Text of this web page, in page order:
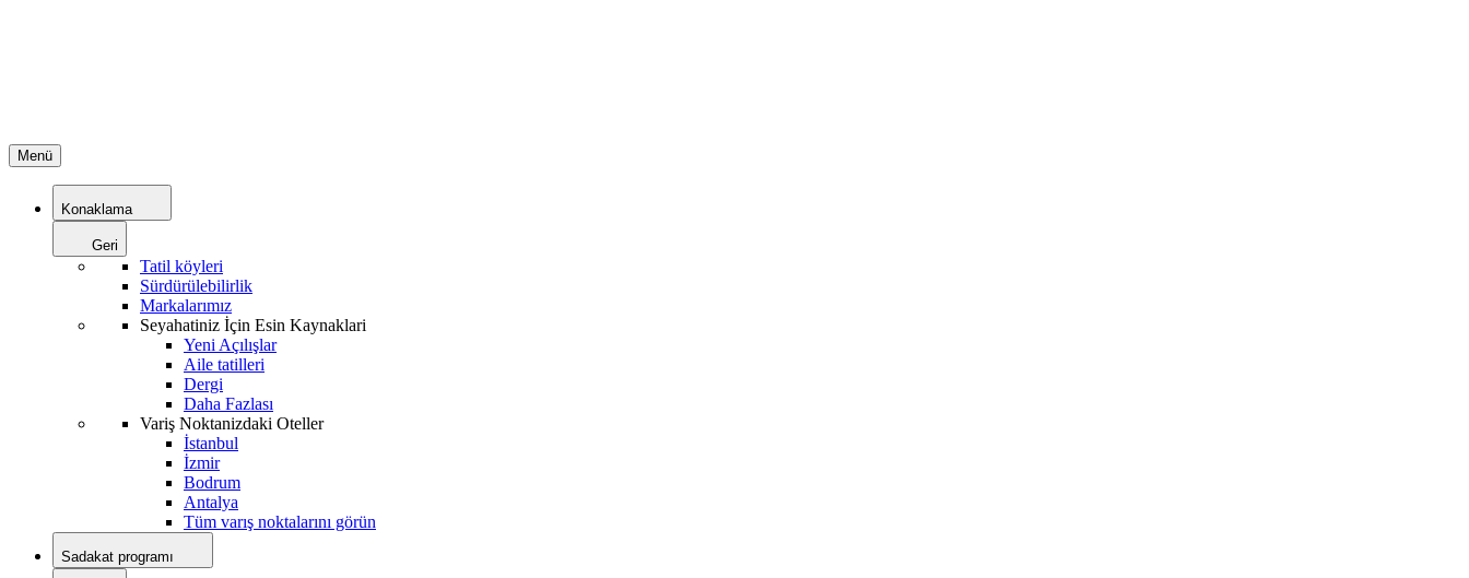
Menü
Konaklama
Geri
Tatil köyleri
Sürdürülebilirlik
Markalarımız
Seyahatiniz İçin Esin Kaynaklari
Yeni Açılışlar
Aile tatilleri
Dergi
Daha Fazlası
Variş Noktanizdaki Oteller
İstanbul
İzmir
Bodrum
Antalya
Tüm varış noktalarını görün
Sadakat programı